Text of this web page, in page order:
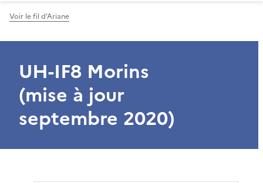
Voir le fil d'Ariane
UH-IF8 Morins
(mise à jour
septembre 2020)